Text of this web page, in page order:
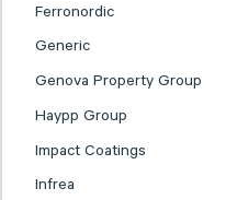
Ferronordic
Generic
Genova Property Group
Haypp Group
Impact Coatings
Infrea